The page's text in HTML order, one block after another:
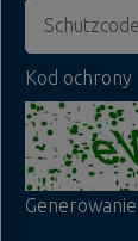
Kod ochrony